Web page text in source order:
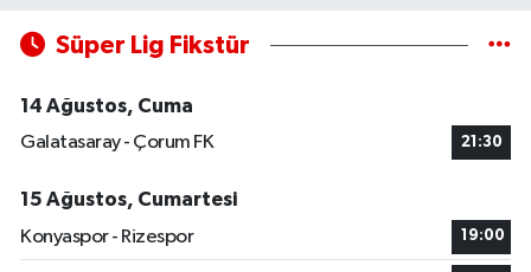
Süper Lig Fikstür
14 Ağustos, Cuma
Galatasaray - Çorum FK
21:30
15 Ağustos, Cumartesi
Konyaspor - Rizespor
19:00